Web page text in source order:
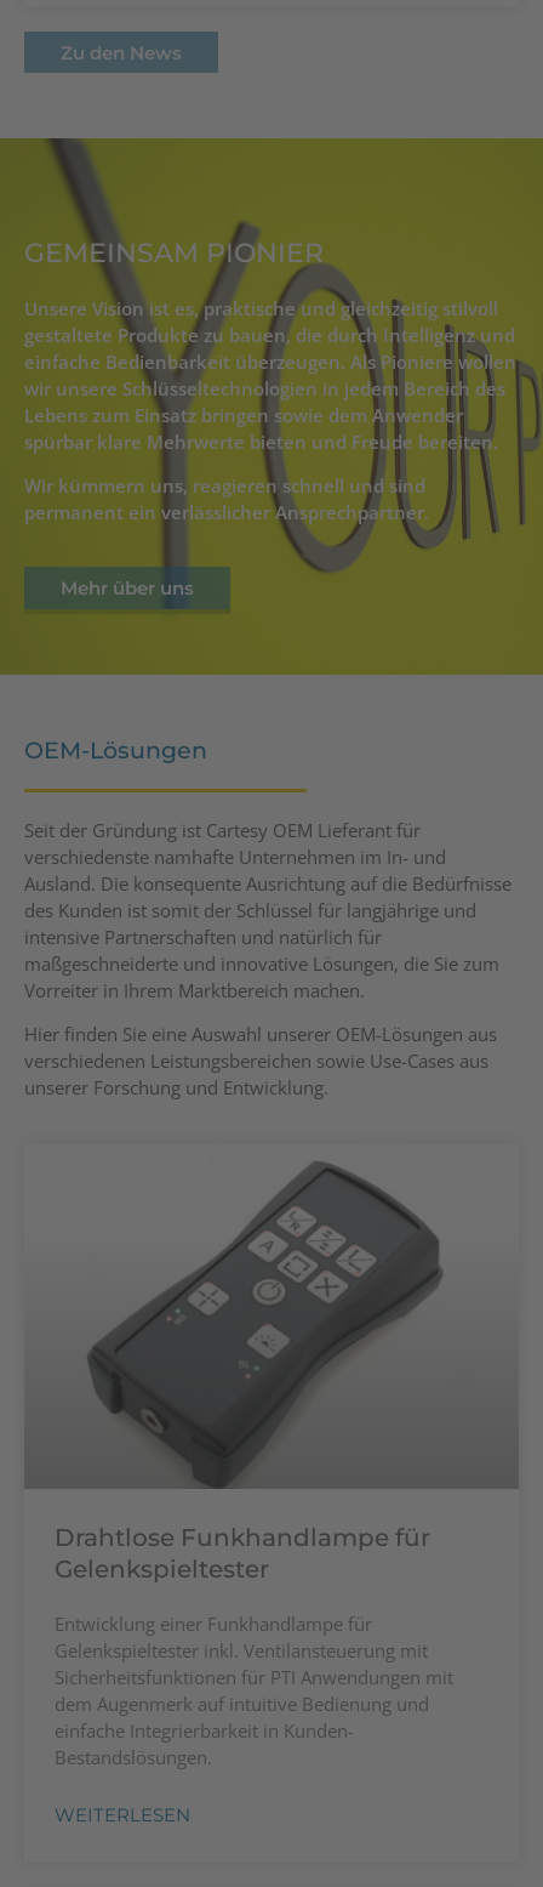
Zu den News
GEMEINSAM PIONIER
Unsere Vision ist es, praktische und gleichzeitig stilvoll
gestaltete Produkte zu bauen, die durch Intelligenz und
einfache Bedienbarkeit überzeugen. Als Pioniere wollen
wir unsere Schlüsseltechnologien in jedem Bereich des
Lebens zum Einsatz bringen sowie dem Anwender
spürbar klare Mehrwerte bieten und Freude bereiten.
Wir kümmern uns, reagieren schnell und sind
permanent ein verlässlicher Ansprechpartner.
Mehr über uns
OEM-Lösungen
Seit der Gründung ist Cartesy OEM Lieferant für
verschiedenste namhafte Unternehmen im In- und
Ausland. Die konsequente Ausrichtung auf die Bedürfnisse
des Kunden ist somit der Schlüssel für langjährige und
intensive Partnerschaften und natürlich für
maßgeschneiderte und innovative Lösungen, die Sie zum
Vorreiter in Ihrem Marktbereich machen.
Hier finden Sie eine Auswahl unserer OEM-Lösungen aus
verschiedenen Leistungsbereichen sowie Use-Cases aus
unserer Forschung und Entwicklung.
Drahtlose Funkhandlampe für
Gelenkspieltester
Entwicklung einer Funkhandlampe für
Gelenkspieltester inkl. Ventilansteuerung mit
Sicherheitsfunktionen für PTI Anwendungen mit
dem Augenmerk auf intuitive Bedienung und
einfache Integrierbarkeit in Kunden-
Bestandslösungen.
WEITERLESEN